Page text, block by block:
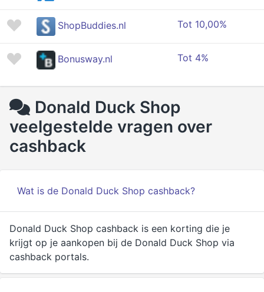
ShopBuddies.nl Tot 10,00%
Bonusway.nl Tot 4%
Donald Duck Shop
veelgestelde vragen over
cashback
Wat is de Donald Duck Shop cashback?
Donald Duck Shop cashback is een korting die je
krijgt op je aankopen bij de Donald Duck Shop via
cashback portals.